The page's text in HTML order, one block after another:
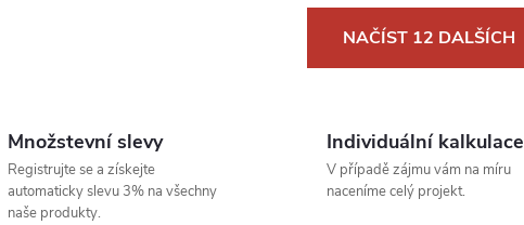
á
d
NAČÍST 12 DALŠÍCH
Množstevní slevy
Registrujte se a získejte
automaticky slevu 3% na všechny
naše produkty.
Individuální kalkulace
V případě zájmu vám na míru
naceníme celý projekt.